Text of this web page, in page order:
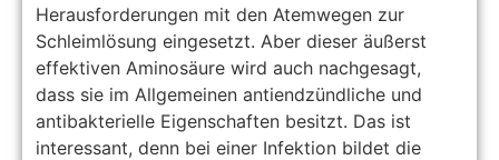
Herausforderungen mit den Atemwegen zur
Schleimlösung eingesetzt. Aber dieser äußerst
effektiven Aminosäure wird auch nachgesagt,
dass sie im Allgemeinen antiendzündliche und
antibakterielle Eigenschaften besitzt. Das ist
interessant, denn bei einer Infektion bildet die